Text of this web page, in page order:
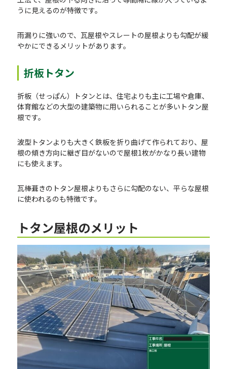
うに見えるのが特徴です。
雨漏りに強いので、瓦屋根やスレートの屋根よりも勾配が緩
やかにできるメリットがあります。
折板トタン
折板（せっぱん）トタンとは、住宅よりも主に工場や倉庫、
体育館などの大型の建築物に用いられることが多いトタン屋
根です。
波型トタンよりも大きく鉄板を折り曲げて作られており、屋
根の傾き方向に継ぎ目がないので屋根1枚がかなり長い建物
にも使えます。
瓦棒葺きのトタン屋根よりもさらに勾配のない、平らな屋根
に使われるのも特徴です。
トタン屋根のメリット